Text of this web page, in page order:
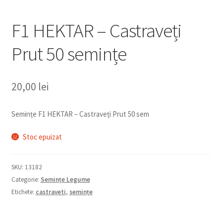
F1 HEKTAR – Castraveți
Prut 50 semințe
20,00 lei
Semințe F1 HEKTAR – Castraveți Prut 50 sem
Stoc epuizat
SKU: 13182
Categorie: Semințe Legume
Etichete: castraveti, semințe